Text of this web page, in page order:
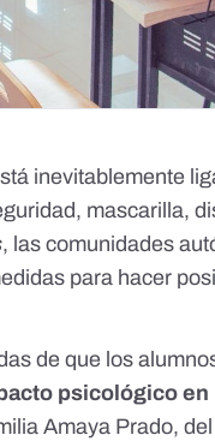
inevitablemente
mascarilla,
, las comunidades
para hacer
de que los
psicológico
Amaya Prado, del